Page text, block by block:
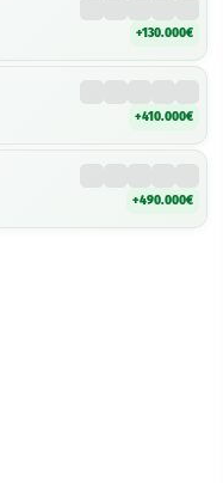
+130.000€
+410.000€
+490.000€